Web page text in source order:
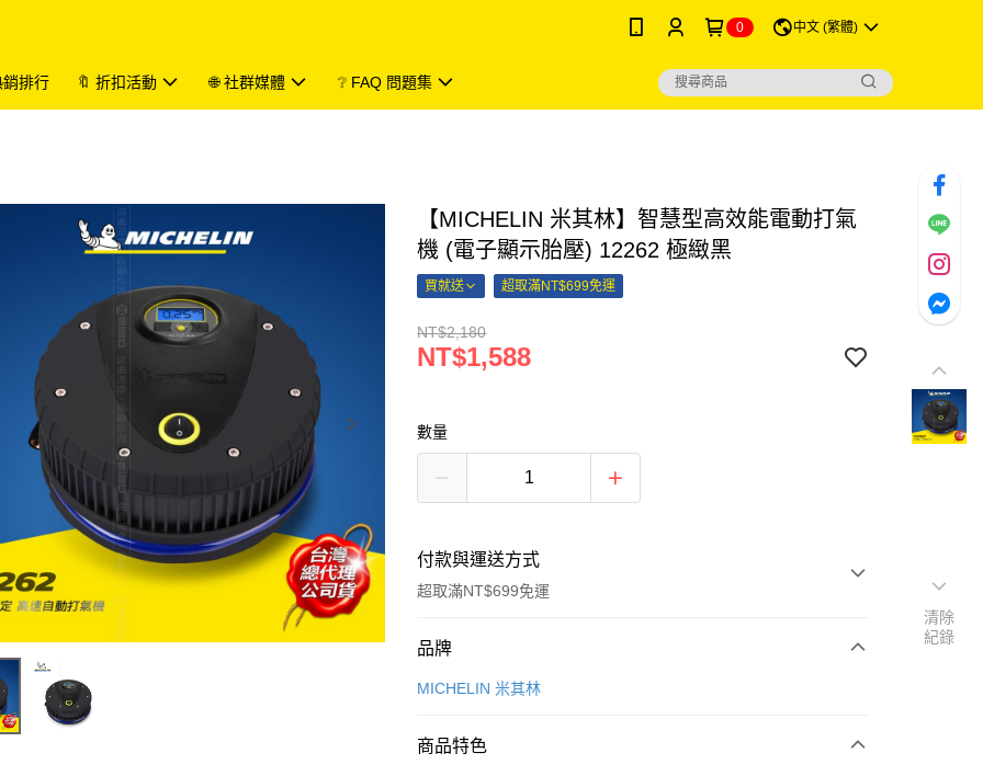
0 中文 (繁體)
銷排行 🔖 折扣活動 🌐 社群媒體 ❔ FAQ 問題集
【MICHELIN 米其林】智慧型高效能電動打氣
機 (電子顯示胎壓) 12262 極緻黑
買就送 超取滿NT$699免運
NT$2,180
NT$1,588
數量
付款與運送方式
超取滿NT$699免運
付款方式
信用卡一次付款
品牌
MICHELIN 米其林
商品特色
清除
紀錄